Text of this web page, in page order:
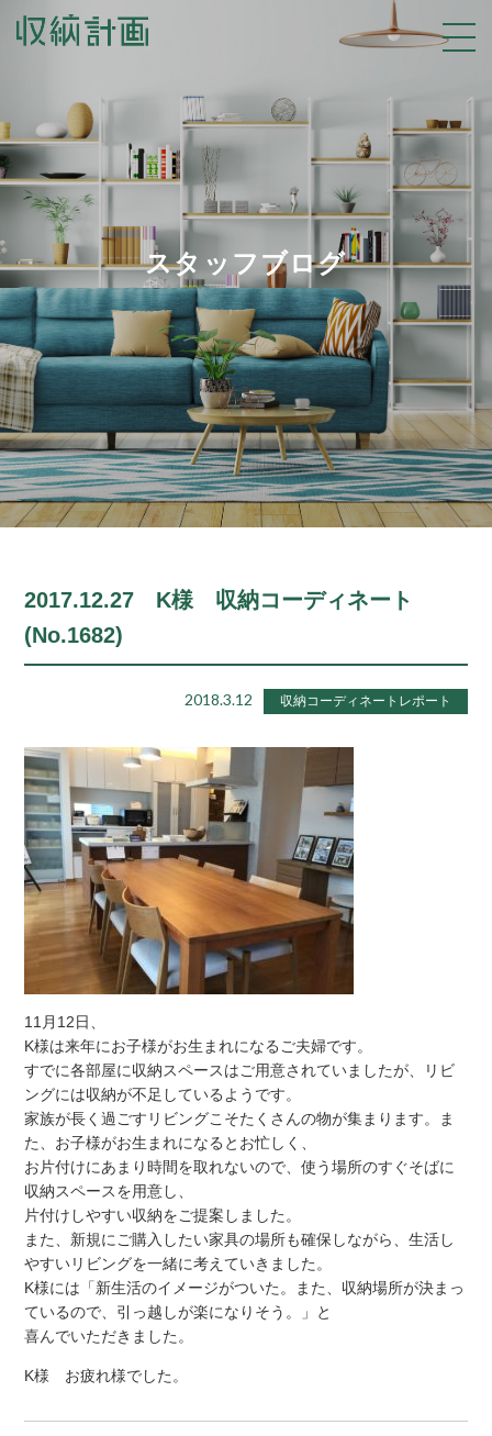
スタッフブログ
2017.12.27 K様 収納コーディネート
(No.1682)
2018.3.12 収納コーディネートレポート
11月12日、
K様は来年にお子様がお生まれになるご夫婦です。
すでに各部屋に収納スペースはご用意されていましたが、リビ
ングには収納が不足しているようです。
家族が長く過ごすリビングこそたくさんの物が集まります。ま
た、お子様がお生まれになるとお忙しく、
お片付けにあまり時間を取れないので、使う場所のすぐそばに
収納スペースを用意し、
片付けしやすい収納をご提案しました。
また、新規にご購入したい家具の場所も確保しながら、生活し
やすいリビングを一緒に考えていきました。
K様には「新生活のイメージがついた。また、収納場所が決まっ
ているので、引っ越しが楽になりそう。」と
喜んでいただきました。
K様 お疲れ様でした。